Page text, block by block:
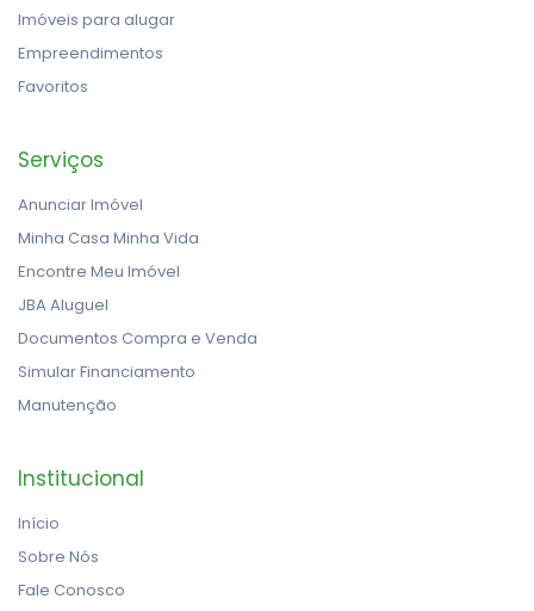
Imóveis para alugar
Empreendimentos
Favoritos
Serviços
Anunciar Imóvel
Minha Casa Minha Vida
Encontre Meu Imóvel
JBA Aluguel
Documentos Compra e Venda
Simular Financiamento
Manutenção
Institucional
Início
Sobre Nós
Fale Conosco